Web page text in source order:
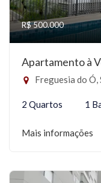
R$ 500.000
Apartamento à
Freguesia do Ó,
2 Quartos 1
Mais informações